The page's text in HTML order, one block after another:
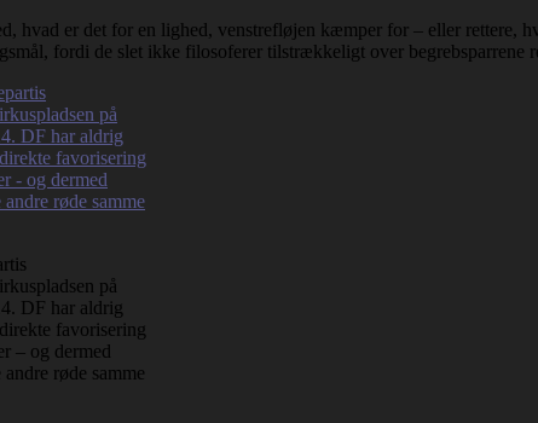
hvad er det for en lighed, venstrefløjen kæmper for – eller rettere,
fordi de slet ikke filosoferer tilstrækkeligt over
på
DF har aldrig
favorisering
– og dermed
røde samme